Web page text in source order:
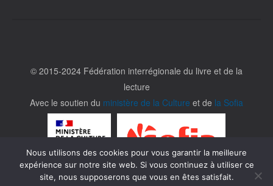
© 2015-2024 Fédération interrégionale du livre et de la
lecture
Avec le soutien du ministère de la Culture et de la Sofia
Nous utilisons des cookies pour vous garantir la meilleure
expérience sur notre site web. Si vous continuez à utiliser ce
site, nous supposerons que vous en êtes satisfait.